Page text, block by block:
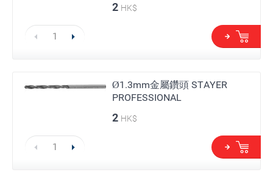
2 HK$
Ø1.3mm金屬鑽頭 STAYER
PROFESSIONAL
2 HK$